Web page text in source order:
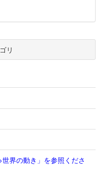
リ
界の動き」を参照くださ